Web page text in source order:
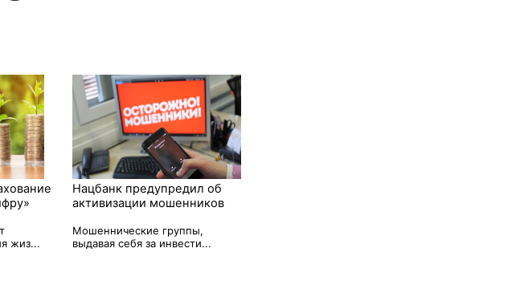
жиз...
Нацбанк предупредил об
активизации мошенников
Мошеннические группы,
выдавая себя за инвести...